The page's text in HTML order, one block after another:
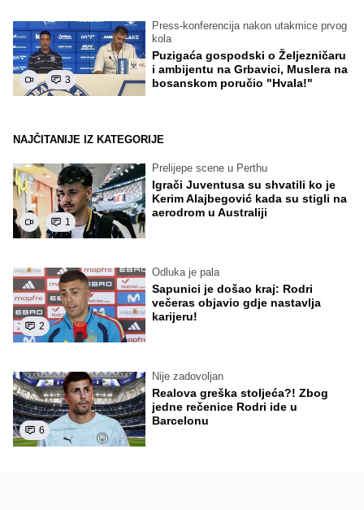
3
Press-konferencija nakon utakmice prvog
kola
Puzigaća gospodski o Željezničaru
i ambijentu na Grbavici, Muslera na
bosanskom poručio "Hvala!"
NAJČITANIJE IZ KATEGORIJE
1
Prelijepe scene u Perthu
Igrači Juventusa su shvatili ko je
Kerim Alajbegović kada su stigli na
aerodrom u Australiji
2
Odluka je pala
Sapunici je došao kraj: Rodri
večeras objavio gdje nastavlja
karijeru!
6
Nije zadovoljan
Realova greška stoljeća?! Zbog
jedne rečenice Rodri ide u
Barcelonu